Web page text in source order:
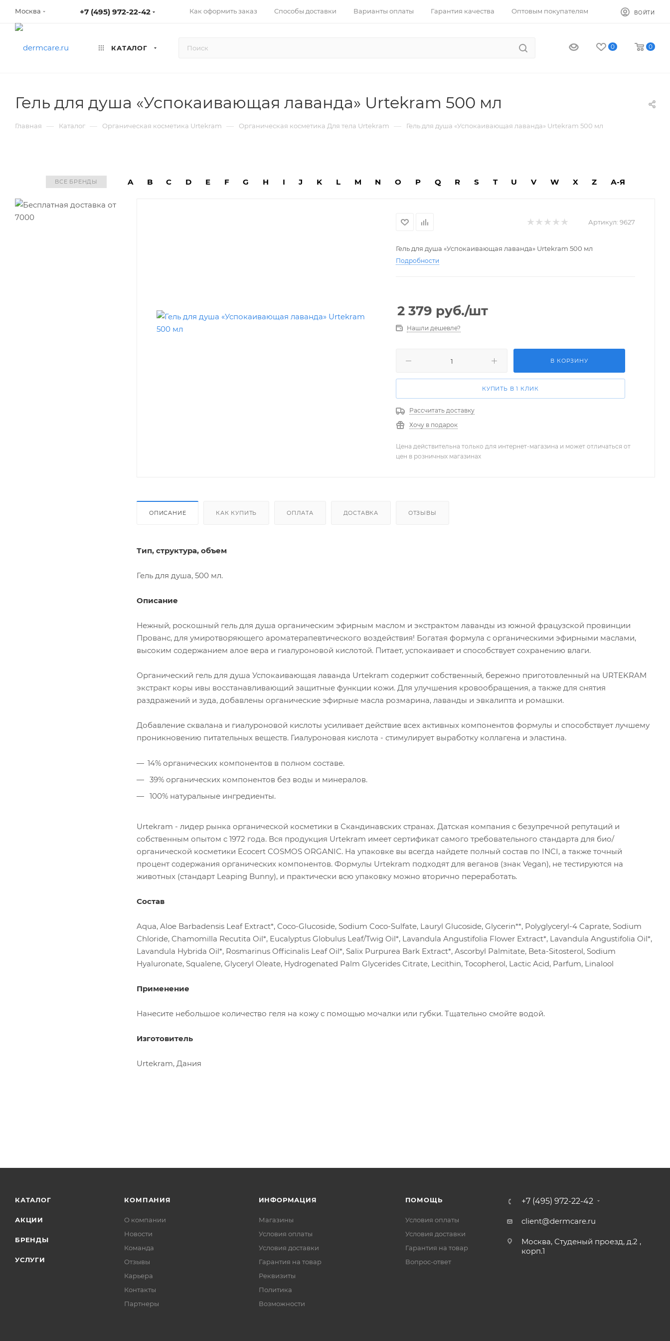
Москва +7 (495) 972-22-42 Как оформить заказ Способы доставки Варианты оплаты Гарантия качества Оптовым покупателям ВОЙТИ
КАТАЛОГ 0 0
Гель для душа «Успокаивающая лаванда» Urtekram 500 мл
Главная — Каталог — Органическая косметика Urtekram — Органическая косметика Для тела Urtekram — Гель для душа «Успокаивающая лаванда» Urtekram 500 мл
ВСЕ БРЕНДЫ A B C D E F G H I J K L M N O P Q R S T U V W X Z А-Я
Артикул: 9627
Гель для душа «Успокаивающая лаванда» Urtekram 500 мл
Подробности
2 379 руб./шт
Нашли дешевле?
В КОРЗИНУ
КУПИТЬ В 1 КЛИК
Рассчитать доставку
Хочу в подарок
Цена действительна только для интернет-магазина и может отличаться от
цен в розничных магазинах
ОПИСАНИЕ КАК КУПИТЬ ОПЛАТА ДОСТАВКА ОТЗЫВЫ
Тип, структура, объем
Гель для душа, 500 мл.
Описание
Нежный, роскошный гель для душа органическим эфирным маслом и экстрактом лаванды из южной фрацузской провинции
Прованс, для умиротворяющего ароматерапевтического воздействия! Богатая формула с органическими эфирными маслами,
высоким содержанием алое вера и гиалуроновой кислотой. Питает, успокаивает и способствует сохранению влаги.
Органический гель для душа Успокаивающая лаванда Urtekram содержит собственный, бережно приготовленный на URTEKRAM
экстракт коры ивы восстанавливающий защитные функции кожи. Для улучшения кровообращения, а также для снятия
раздражений и зуда, добавлены органические эфирные масла розмарина, лаванды и эвкалипта и ромашки.
Добавление сквалана и гиалуроновой кислоты усиливает действие всех активных компонентов формулы и способствует лучшему
проникновению питательных веществ. Гиалуроновая кислота - стимулирует выработку коллагена и эластина.
14% органических компонентов в полном составе.
39% органических компонентов без воды и минералов.
100% натуральные ингредиенты.
Urtekram - лидер рынка органической косметики в Скандинавских странах. Датская компания с безупречной репутаций и
собственным опытом с 1972 года. Вся продукция Urtekram имеет сертификат самого требовательного стандарта для био/
органической косметики Ecocert COSMOS ORGANIC. На упаковке вы всегда найдете полный состав по INCI, а также точный
процент содержания органических компонентов. Формулы Urtekram подходят для веганов (знак Vegan), не тестируются на
животных (стандарт Leaping Bunny), и практически всю упаковку можно вторично переработать.
Состав
Aqua, Aloe Barbadensis Leaf Extract*, Coco-Glucoside, Sodium Coco-Sulfate, Lauryl Glucoside, Glycerin**, Polyglyceryl-4 Caprate, Sodium
Chloride, Chamomilla Recutita Oil*, Eucalyptus Globulus Leaf/Twig Oil*, Lavandula Angustifolia Flower Extract*, Lavandula Angustifolia Oil*,
Lavandula Hybrida Oil*, Rosmarinus Officinalis Leaf Oil*, Salix Purpurea Bark Extract*, Ascorbyl Palmitate, Beta-Sitosterol, Sodium
Hyaluronate, Squalene, Glyceryl Oleate, Hydrogenated Palm Glycerides Citrate, Lecithin, Tocopherol, Lactic Acid, Parfum, Linalool
Применение
Нанесите небольшое количество геля на кожу с помощью мочалки или губки. Тщательно смойте водой.
Изготовитель
Urtekram, Дания
КАТАЛОГ
АКЦИИ
БРЕНДЫ
УСЛУГИ
КОМПАНИЯ
О компании
Новости
Команда
Отзывы
Карьера
Контакты
Партнеры
ИНФОРМАЦИЯ
Магазины
Условия оплаты
Условия доставки
Гарантия на товар
Реквизиты
Политика
Возможности
ПОМОЩЬ
Условия оплаты
Условия доставки
Гарантия на товар
Вопрос-ответ
+7 (495) 972-22-42
client@dermcare.ru
Москва, Студеный проезд, д.2 ,
корп.1